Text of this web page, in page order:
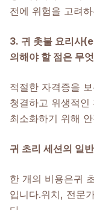
전에 위험을 고려
3. 귀 촛불 요리사
의해야 할 점은 무
적절한 자격증을
청결하고 위생적
최소화하기 위해
귀 초리 세션의 일
한 개의 비용은귀
입니다.위치, 전문